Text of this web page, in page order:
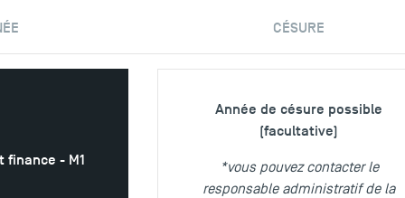
finance - M1
CÉSURE
Année de césure possible
(facultative)
*vous pouvez contacter le
responsable administratif de la